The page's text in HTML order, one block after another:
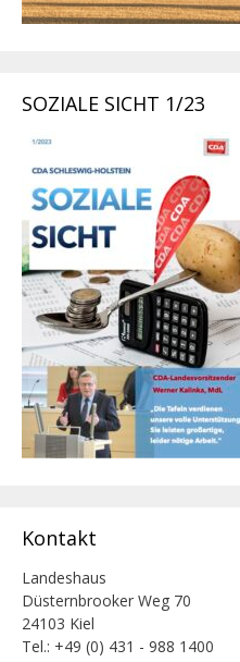
SOZIALE SICHT 1/23
Kontakt
Landeshaus
Düsternbrooker Weg 70
24103 Kiel
Tel.: +49 (0) 431 - 988 1400